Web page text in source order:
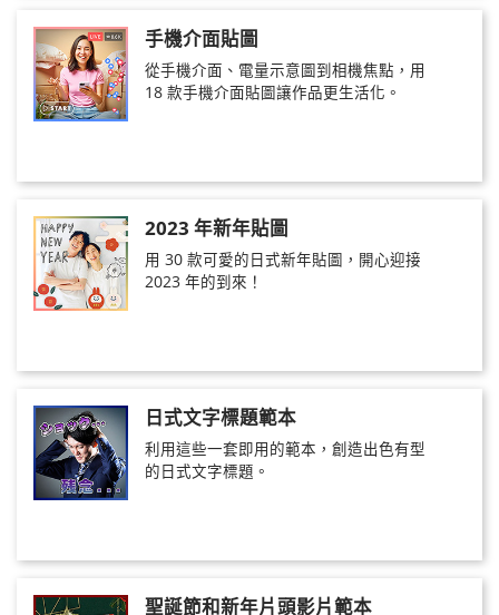
手機介面貼圖
從手機介面、電量示意圖到相機焦點，用
18 款手機介面貼圖讓作品更生活化。
2023 年新年貼圖
用 30 款可愛的日式新年貼圖，開心迎接
2023 年的到來！
日式文字標題範本
利用這些一套即用的範本，創造出色有型
的日式文字標題。
聖誕節和新年片頭影片範本